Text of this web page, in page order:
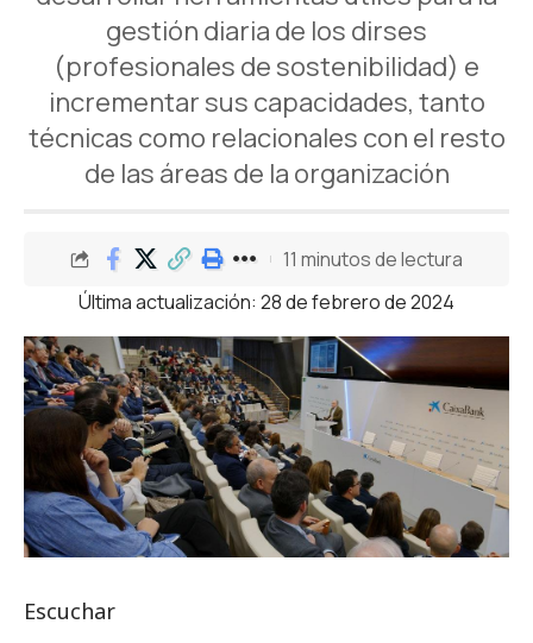
gestión diaria de los dirses
(profesionales de sostenibilidad) e
incrementar sus capacidades, tanto
técnicas como relacionales con el resto
de las áreas de la organización
Última actualización: 28 de febrero de 2024
11 minutos de lectura
Escuchar